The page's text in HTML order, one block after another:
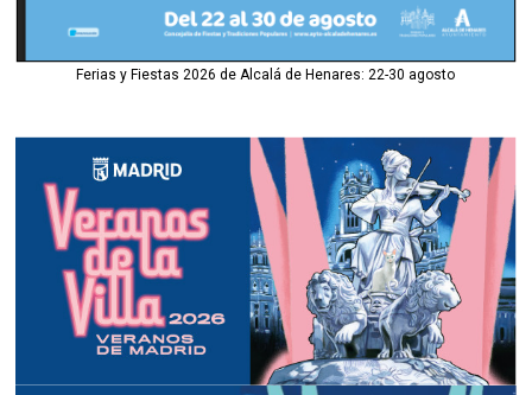
Ferias y Fiestas 2026 de Alcalá de Henares: 22-30 agosto